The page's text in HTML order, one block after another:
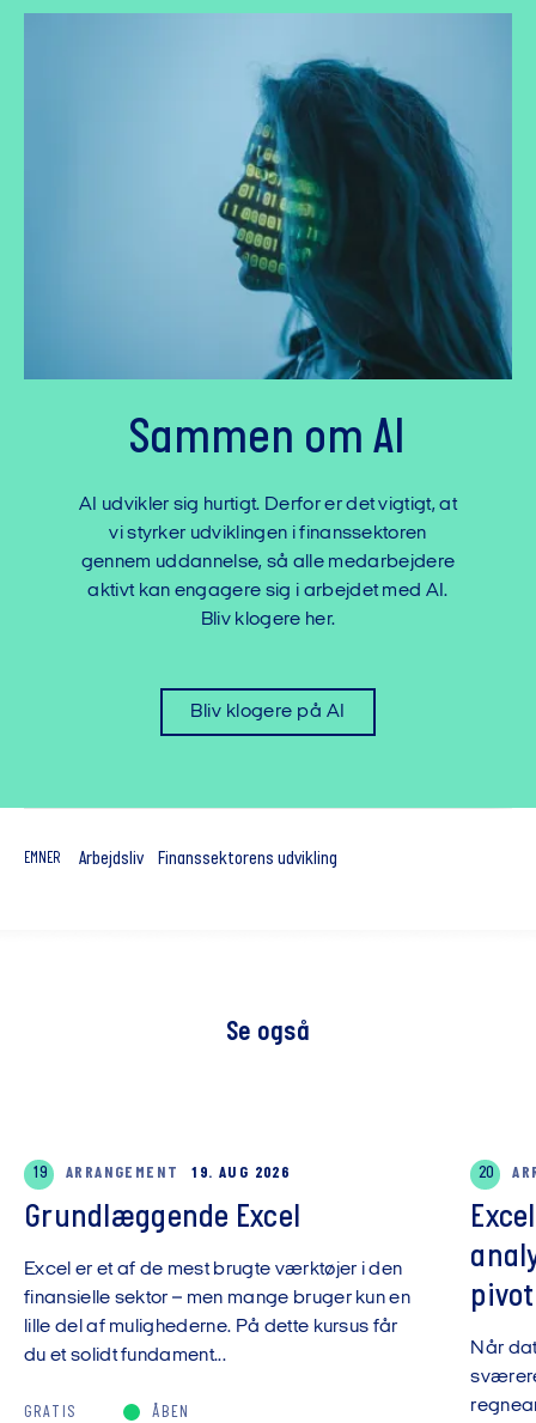
Sammen om AI
AI udvikler sig hurtigt. Derfor er det vigtigt, at
vi styrker udviklingen i finanssektoren
gennem uddannelse, så alle medarbejdere
aktivt kan engagere sig i arbejdet med AI.
Bliv klogere her.
Bliv klogere på AI
EMNER Arbejdsliv Finanssektorens udvikling
Se også
19 ARRANGEMENT 19. AUG 2026
Grundlæggende Excel
Excel er et af de mest brugte værktøjer i den
finansielle sektor – men mange bruger kun en
lille del af mulighederne. På dette kursus får
du et solidt fundament...
GRATIS ÅBEN
20
Når